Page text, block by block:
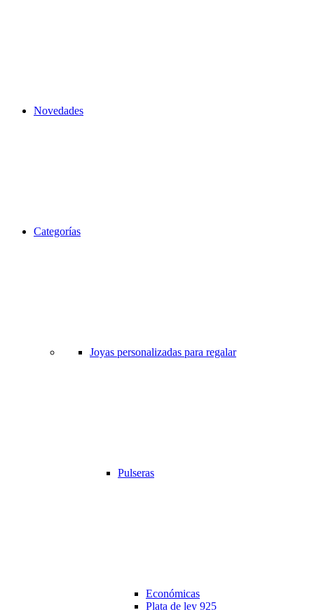
Novedades
Categorías
Joyas personalizadas para regalar
Pulseras
Económicas
Plata de ley 925